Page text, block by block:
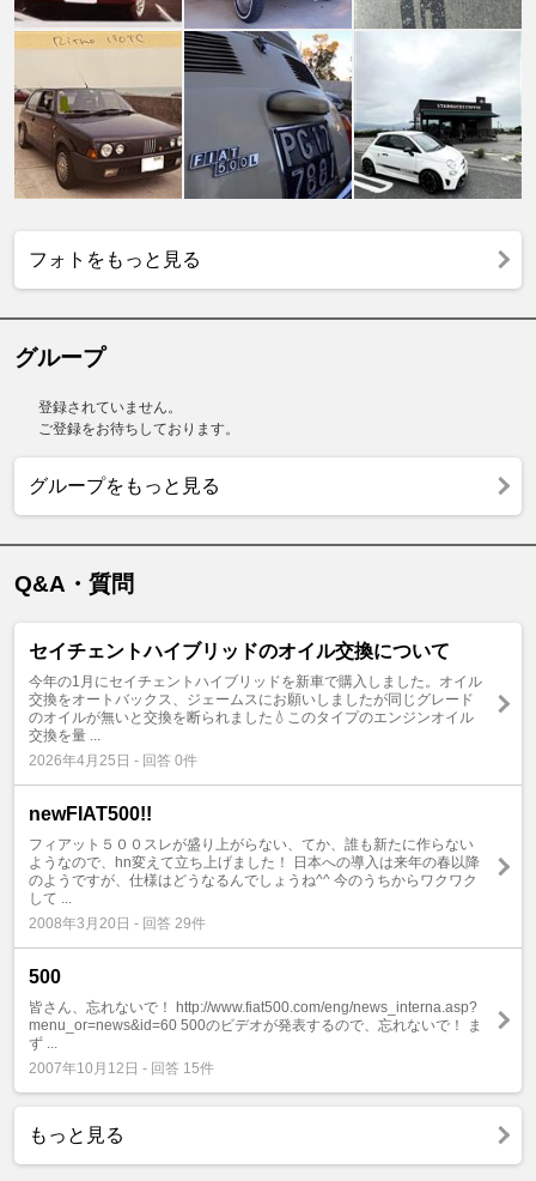
フォトをもっと見る
グループ
登録されていません。
ご登録をお待ちしております。
グループをもっと見る
Q&A・質問
セイチェントハイブリッドのオイル交換について
今年の1月にセイチェントハイブリッドを新車で購入しました。オイル
交換をオートバックス、ジェームスにお願いしましたが同じグレード
のオイルが無いと交換を断られました💧このタイプのエンジンオイル
交換を量 ...
2026年4月25日 - 回答 0件
newFIAT500!!
フィアット５００スレが盛り上がらない、てか、誰も新たに作らない
ようなので、hn変えて立ち上げました！ 日本への導入は来年の春以降
のようですが、仕様はどうなるんでしょうね^^ 今のうちからワクワク
して ...
2008年3月20日 - 回答 29件
500
皆さん、忘れないで！ http://www.fiat500.com/eng/news_interna.asp?
menu_or=news&id=60 500のビデオが発表するので、忘れないで！ ま
ず ...
2007年10月12日 - 回答 15件
もっと見る